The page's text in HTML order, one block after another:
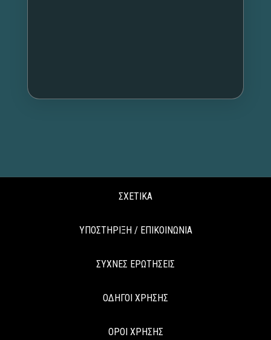
ΣΧΕΤΙΚΑ
ΥΠΟΣΤΗΡΙΞΗ / ΕΠΙΚΟΙΝΩΝΙΑ
ΣΥΧΝΕΣ ΕΡΩΤΗΣΕΙΣ
ΟΔΗΓΟΙ ΧΡΗΣΗΣ
ΟΡΟΙ ΧΡΗΣΗΣ